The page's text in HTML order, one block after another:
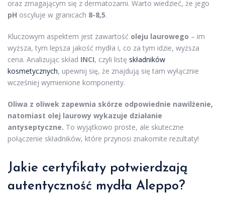
oraz zmagającym się z dermatozami. Warto wiedzieć, że jego
pH oscyluje w granicach 8-8,5.
Kluczowym aspektem jest zawartość oleju laurowego – im
wyższa, tym lepsza jakość mydła i, co za tym idzie, wyższa
cena. Analizując skład INCI, czyli listę składników
kosmetycznych, upewnij się, że znajdują się tam wyłącznie
wcześniej wymienione komponenty.
Oliwa z oliwek zapewnia skórze odpowiednie nawilżenie,
natomiast olej laurowy wykazuje działanie
antyseptyczne. To wyjątkowo proste, ale skuteczne
połączenie składników, które przynosi znakomite rezultaty!
Jakie certyfikaty potwierdzają
autentyczność mydła Aleppo?